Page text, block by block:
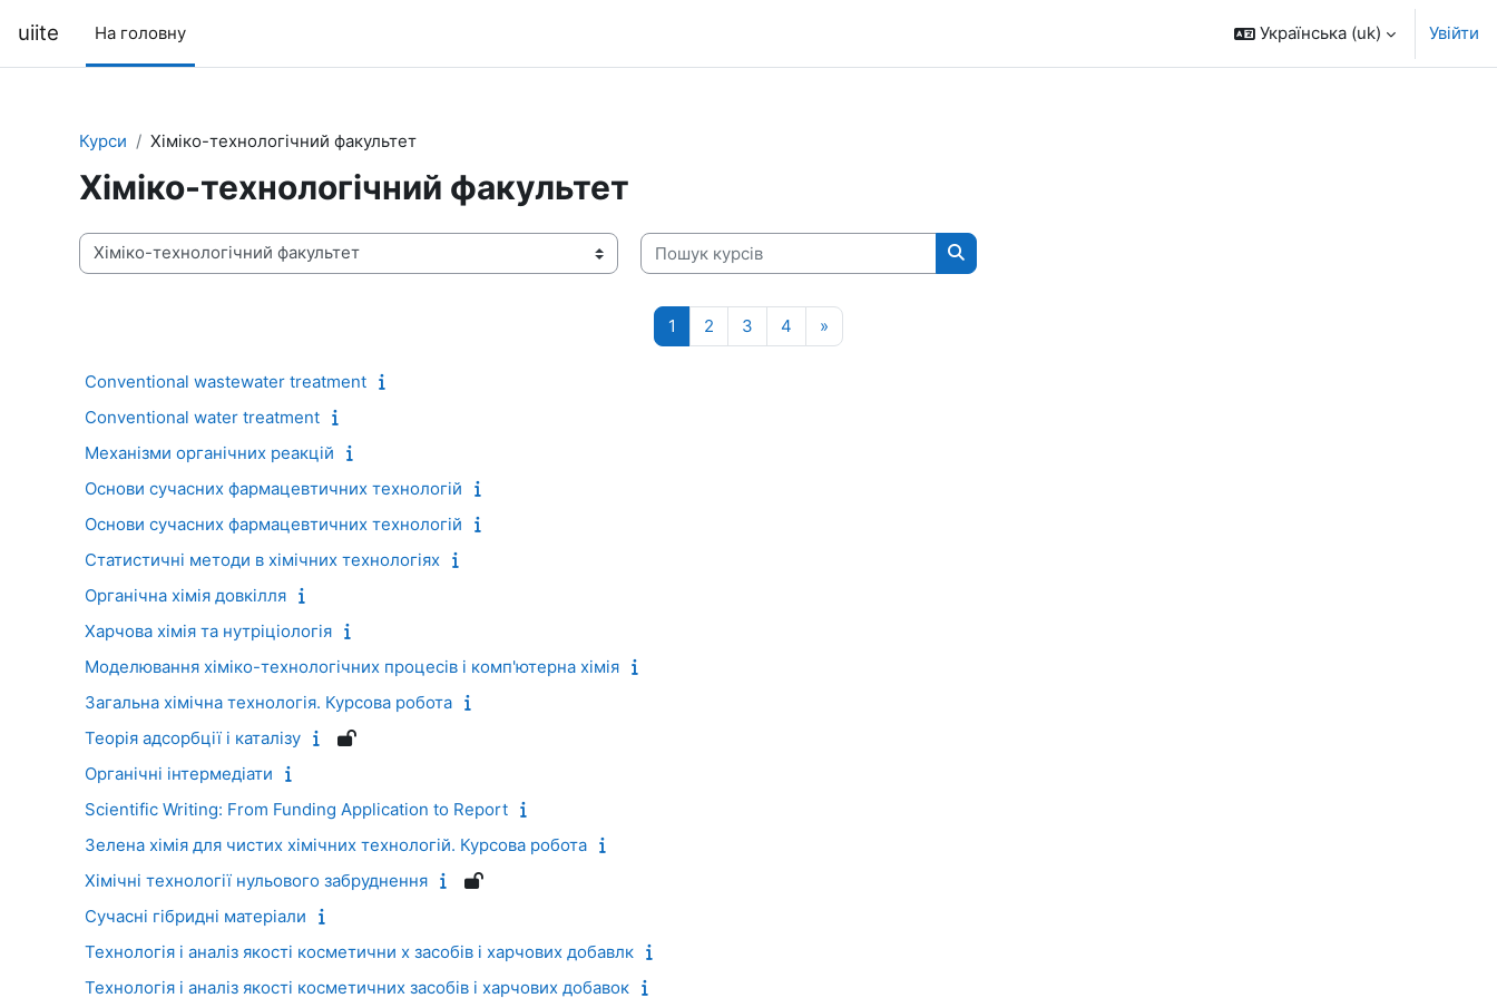
uiite На головну Українська ‎(uk)‎ Увійти
Курси Хіміко-технологічний факультет
Хіміко-технологічний факультет
Категорії курсів
Пошук курсів
Пошук курсів
1 Сторінка 1
2 Сторінка 2
3 Сторінка 3
4 Сторінка 4
»
Conventional wastewater treatment
Conventional water treatment
Механізми органічних реакцій
Основи сучасних фармацевтичних технологій
Основи сучасних фармацевтичних технологій
Статистичні методи в хімічних технологіях
Органічна хімія довкілля
Харчова хімія та нутріціологія
Моделювання хіміко-технологічних процесів і комп'ютерна хімія
Загальна хімічна технологія. Курсова робота
Теорія адсорбції і каталізу
Органічні інтермедіати
Scientific Writing: From Funding Application to Report
Зелена хімія для чистих хімічних технологій. Курсова робота
Хімічні технології нульового забруднення
Сучасні гібридні матеріали
Технологія і аналіз якості косметични х засобів і харчових добавлк
Технологія і аналіз якості косметичних засобів і харчових добавок